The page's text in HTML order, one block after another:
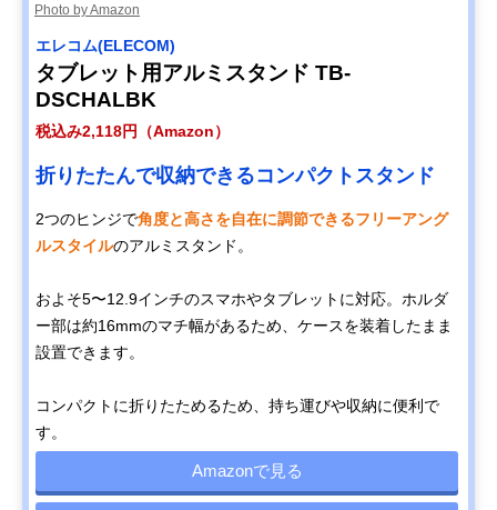
Photo by Amazon
エレコム(ELECOM)
タブレット用アルミスタンド TB-
DSCHALBK
税込み2,118円（Amazon）
折りたたんで収納できるコンパクトスタンド
2つのヒンジで角度と高さを自在に調節できるフリーアング
ルスタイルのアルミスタンド。
およそ5〜12.9インチのスマホやタブレットに対応。ホルダ
ー部は約16mmのマチ幅があるため、ケースを装着したまま
設置できます。
コンパクトに折りたためるため、持ち運びや収納に便利で
す。
Amazonで見る